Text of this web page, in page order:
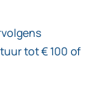
tot € 100 of